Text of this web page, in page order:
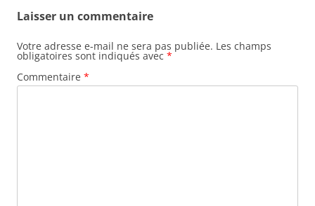
Laisser un commentaire
Votre adresse e-mail ne sera pas publiée. Les champs
obligatoires sont indiqués avec *
Commentaire *